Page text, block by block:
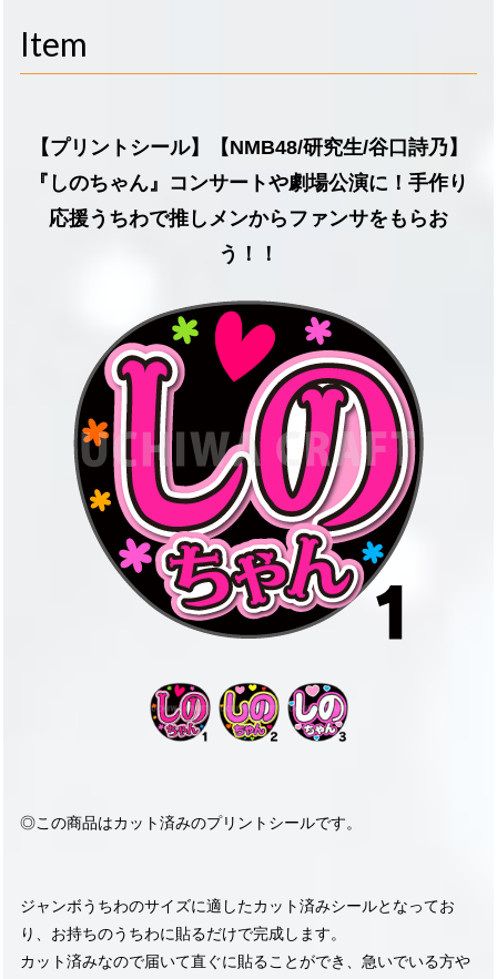
Item
【プリントシール】【NMB48/研究生/谷口詩乃】
『しのちゃん』コンサートや劇場公演に！手作り
応援うちわで推しメンからファンサをもらお
う！！
◎この商品はカット済みのプリントシールです。
ジャンボうちわのサイズに適したカット済みシールとなってお
り、お持ちのうちわに貼るだけで完成します。
カット済みなので届いて直ぐに貼ることができ、急いでいる方や